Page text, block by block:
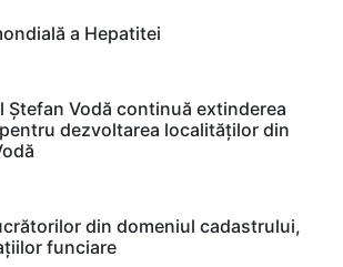
a Hepatitei
Ștefan Vodă continuă extinderea
dezvoltarea localităților din
din domeniul cadastrului,
funciare